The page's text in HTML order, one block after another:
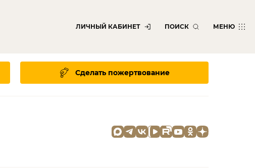
ЛИЧНЫЙ КАБИНЕТ ПОИСК МЕНЮ
Сделать пожертвование